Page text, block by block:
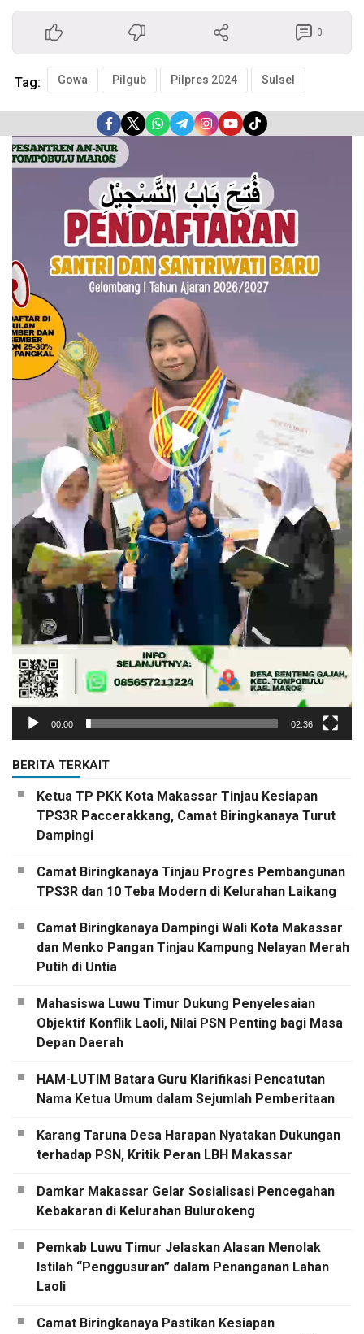
0
Tag: Gowa Pilgub Pilpres 2024 Sulsel
Pemutar
Video
00:00 02:36
BERITA TERKAIT
Ketua TP PKK Kota Makassar Tinjau Kesiapan
TPS3R Paccerakkang, Camat Biringkanaya Turut
Dampingi
Camat Biringkanaya Tinjau Progres Pembangunan
TPS3R dan 10 Teba Modern di Kelurahan Laikang
Camat Biringkanaya Dampingi Wali Kota Makassar
dan Menko Pangan Tinjau Kampung Nelayan Merah
Putih di Untia
Mahasiswa Luwu Timur Dukung Penyelesaian
Objektif Konflik Laoli, Nilai PSN Penting bagi Masa
Depan Daerah
HAM-LUTIM Batara Guru Klarifikasi Pencatutan
Nama Ketua Umum dalam Sejumlah Pemberitaan
Karang Taruna Desa Harapan Nyatakan Dukungan
terhadap PSN, Kritik Peran LBH Makassar
Damkar Makassar Gelar Sosialisasi Pencegahan
Kebakaran di Kelurahan Bulurokeng
Pemkab Luwu Timur Jelaskan Alasan Menolak
Istilah “Penggusuran” dalam Penanganan Lahan
Laoli
Camat Biringkanaya Pastikan Kesiapan